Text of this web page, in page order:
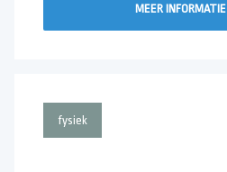
MEER INFORMATIE
fysiek